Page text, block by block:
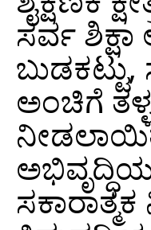
ಸರ್ವ
ಅಂಚಿಗೆ